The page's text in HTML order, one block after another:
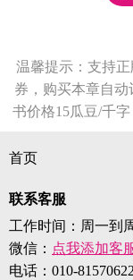
温馨提示：支持
券，购买本章自
书价格15瓜豆/千
首页
联系客服
工作时间：周一到
微信： 点我添加客
电话： 010-81570622